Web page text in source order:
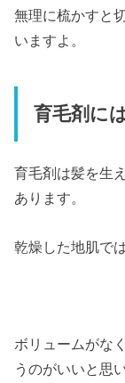
無理に梳かすと
いますよ。
育毛剤に
育毛剤は髪を生
あります。
乾燥した地肌で
ボリュームがな
うのがいいと思